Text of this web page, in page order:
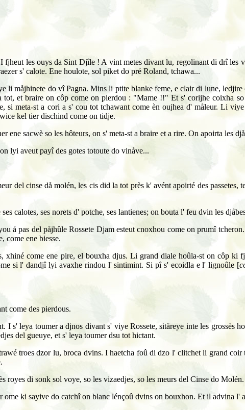
les ouys da Sint Djîle ! A vint metes divant lu, regolinant di drî les
s' calote. Ene houlote, sol piket do pré Roland, tchawa...
måjhinete do vî Pagna. Mins li ptite blanke feme, e clair di lune, ledjire
et braire on côp come on pierdou : "Mame !!" Et s' corijhe coixha
meta-st a cori a s' cou tot tchawant come èn oujhea d' måleur. Li viye
kel tier dischind come on tidje.
sacwè so les hôteurs, on s' meta-st a braire et a rire. On apoirta les
lyi aveut payî des gotes totoute do vinåve...
del cinse då molén, les cis did la tot près k' avént apoirté des
calotes, ses norets d' potche, ses lantienes; on bouta l' feu dvin les
å pas del påjhûle Rossete Djam esteut cnoxhou come on prumî
come ene biesse.
come ene pire, el bouxha djus. Li grand diale hoûla-st on côp ki
si l' dandjî lyi avaxhe rindou l' sintimint. Si pî s' ecoidla e l' lignoûle [
come des pierdous.
I s' leya toumer a djnos divant s' viye Rossete, sitåreye inte les grossès
del gueuye, et s' leya toumer dsu tot hictant.
troes dzor lu, broca dvins. I haetcha foû di dzo l' clitchet li grand
royes di sonk sol voye, so les vizaedjes, so les meurs del Cinse do Molén.
ki sayive do catchî on blanc lénçoû dvins on bouxhon. Et il advina l'